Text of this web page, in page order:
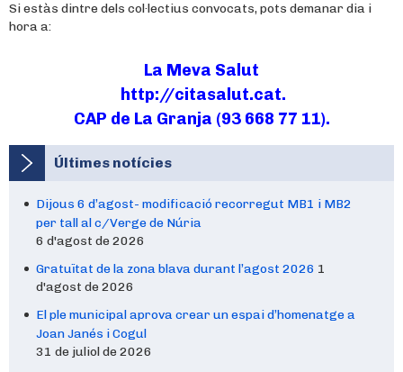
Si estàs dintre dels col·lectius convocats, pots demanar dia i
hora a:
La Meva Salut
http://citasalut.cat.
CAP de La Granja (93 668 77 11).
Últimes notícies
Dijous 6 d’agost- modificació recorregut MB1 i MB2
per tall al c/Verge de Núria
6 d'agost de 2026
Gratuïtat de la zona blava durant l’agost 2026 1
d'agost de 2026
El ple municipal aprova crear un espai d’homenatge a
Joan Janés i Cogul
31 de juliol de 2026